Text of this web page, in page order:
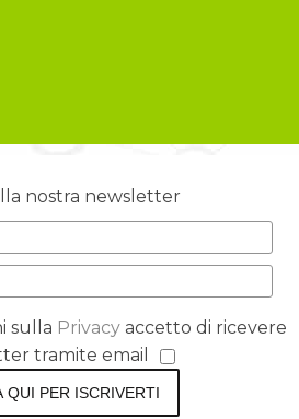
nostra newsletter
sulla Privacy accetto di ricevere
tramite email
QUI PER ISCRIVERTI